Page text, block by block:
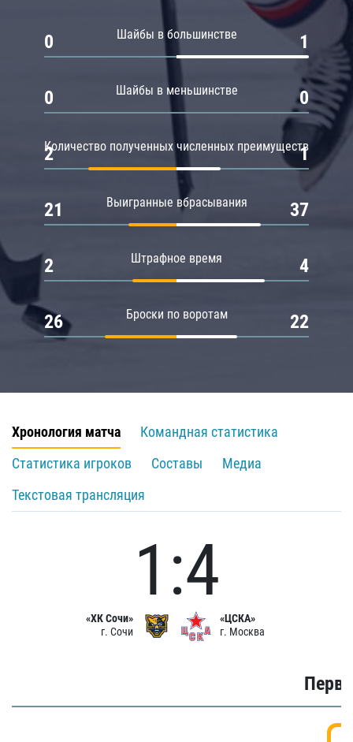
Шайбы в большинстве
0 1
Шайбы в меньшинстве
0 0
Количество полученных численных преимуществ
2 1
Выигранные вбрасывания
21 37
Штрафное время
2 4
Броски по воротам
26 22
Хронология матча
Командная статистика
Статистика игроков
Составы
Медиа
Текстовая трансляция
«ХК Сочи»
г. Сочи
1:4
«ЦСКА»
г. Москва